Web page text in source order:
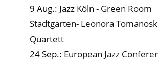
9 Aug.: Jazz Köln - Green Room
Stadtgarten- Leonora
Quartett
24 Sep.: European Jazz